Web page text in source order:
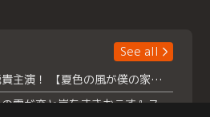
See all
浮所飛貴主演！ 【夏色の風が僕の家にやってきた】 本日よりテラサで独占配信スタート！
『夏色の雲が恋と嵐をまきおこす』スペシャルメイキング 【Part1】2026年７月18日（土）23時30分～配信スタート！話題のシーンの裏側を大公開！豪華キャスト大集合！ 『武宮家 真夏の家族会議』開催！